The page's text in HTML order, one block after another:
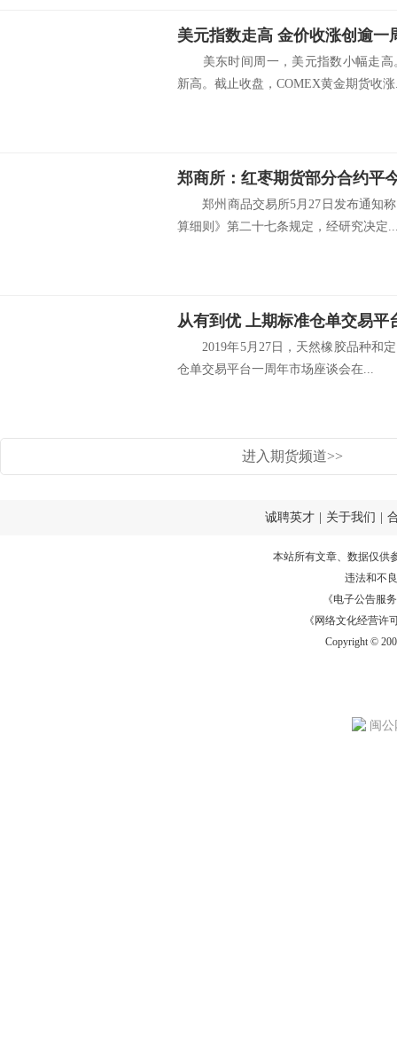
美元指数走高 金价收涨创逾一
美东时间周一，美元指数小幅走高
新高。截止收盘，COMEX黄金期货收
郑商所：红枣期货部分合约平
郑州商品交易所5月27日发布通知称
算细则》第二十七条规定，经研究决定
从有到优 上期标准仓单交易平
2019年5月27日，天然橡胶品种和定
仓单交易平台一周年市场座谈会在...
进入期货频道>>
诚聘英才 关于我们
本站所有文章、数据仅供
违法和不
《电子公告服务
《网络文化经营许
Copyright ©
闽公